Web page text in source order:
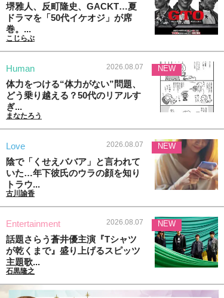
堺雅人、反町隆史、GACKT…夏
ドラマを「50代イケオジ」が席
巻。...
こじらぶ
Human 2026.08.07
体力をつける“体力がない”問題、
どう乗り越える？50代のリアルす
ぎ...
まなたろう
NEW
Love 2026.08.07
陰で「くせえババア」と言われて
いた…年下彼氏のウラの顔を知り
トラウ...
古川諭香
NEW
Entertainment 2026.08.07
話題さらう蒼井優主演『Tシャツ
が乾くまで』盛り上げるスピッツ
主題歌...
石黒隆之
NEW